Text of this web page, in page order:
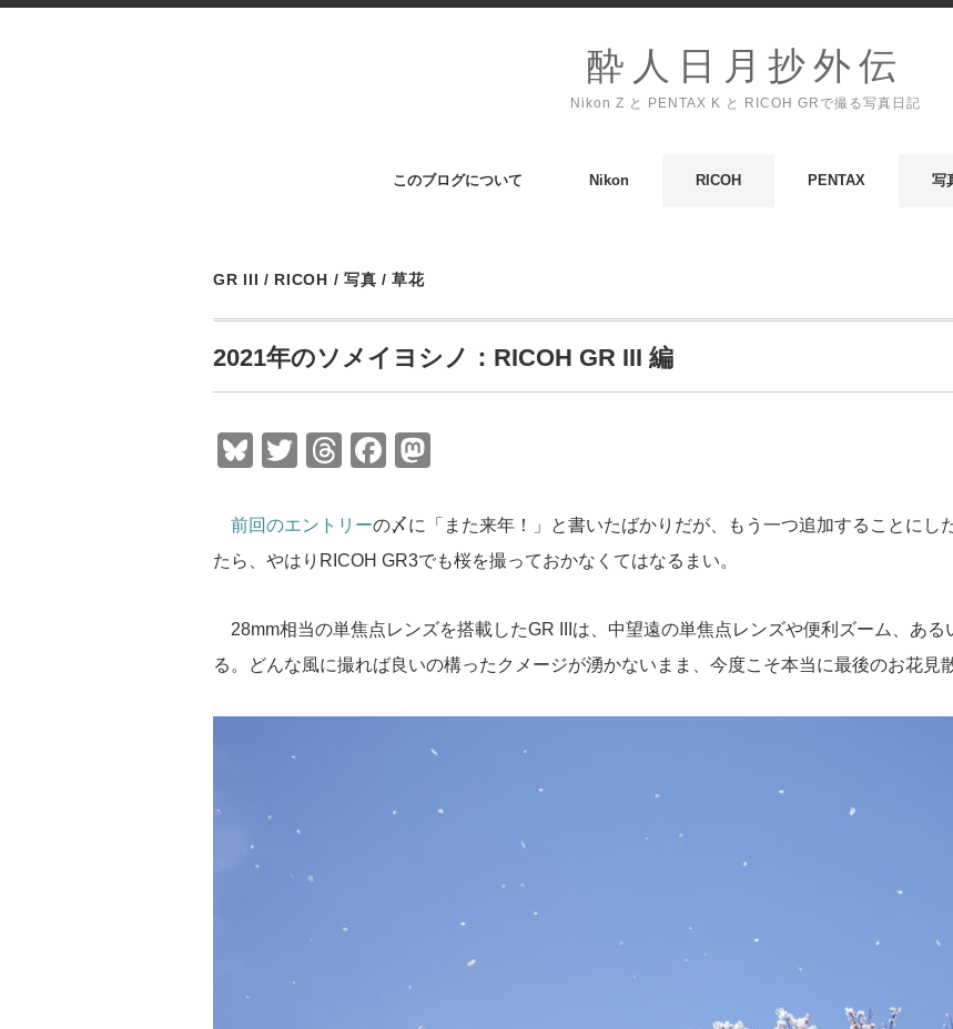
酔人日月抄外伝
Nikon Z と PENTAX K と RICOH GRで撮る写真日記
このブログについて Nikon RICOH PENTAX 写
GR III / RICOH / 写真 /草花
2021年のソメイヨシノ：RICOH GR III 編
Bl
e
sk
T
tt
er
T
e
a
s
F
c
e
o
o
st
o
o
n
前回のエントリーの〆に「また来年！」と書いたばかりだが、もう一つ追加することにし
たら、やはりRICOH GR3でも桜を撮っておかなくてはなるまい。
28mm相当の単焦点レンズを搭載したGR IIIは、中望遠の単焦点レンズや便利ズーム、あ
る。どんな風に撮れば良いの構ったクメージが湧かないまま、今度こそ本当に最後のお花見